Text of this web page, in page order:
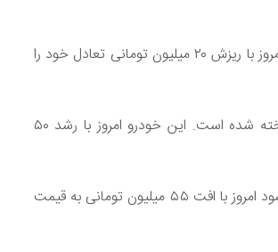
کی‌ام‌سی T8 یک پیکاپ دو دیفرانسیل شرکت خودروسازی کرمان موتور است که امروز با ریزش ۲۰ میلیون تومانی تعادل خود را
فونیکس FX یک کراس‌اوور جذاب است که توسط برند چینی چری طراحی و ساخته شده است. این خودرو امروز با رشد ۵۰
چانگان CS55 مدل ۲۰۲۴ از خودرو‌های مونتاژی که توسط شرکت سایپا عرضه می‌شود امروز با افت ۵۵ میلیون تومانی به قیمت